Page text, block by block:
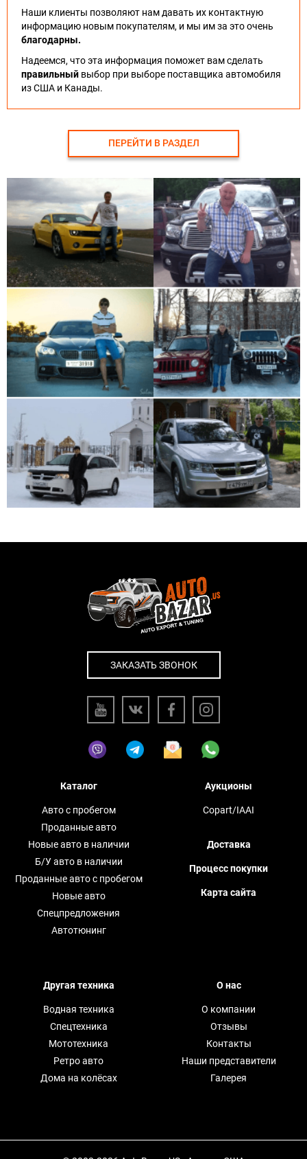
Наши клиенты позволяют нам давать их контактную
информацию новым покупателям, и мы им за это очень
благодарны.
Надеемся, что эта информация поможет вам сделать
правильный выбор при выборе поставщика автомобиля
из США и Канады.
ПЕРЕЙТИ В РАЗДЕЛ
ЗАКАЗАТЬ ЗВОНОК
Каталог
Авто с пробегом
Проданные авто
Новые авто в наличии
Б/У авто в наличии
Проданные авто с пробегом
Новые авто
Спецпредложения
Автотюнинг
Аукционы
Copart/IAAI
Доставка
Процесс покупки
Карта сайта
Другая техника
Водная техника
Спецтехника
Мототехника
Ретро авто
Дома на колёсах
О нас
О компании
Отзывы
Контакты
Наши представители
Галерея